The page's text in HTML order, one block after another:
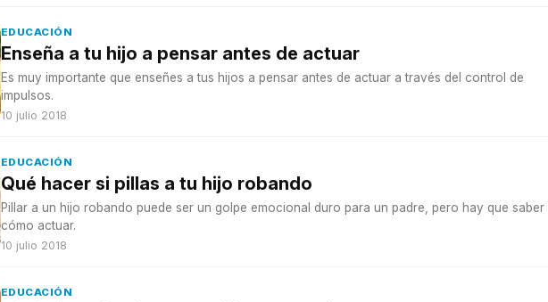
EDUCACIÓN
Enseña a tu hijo a pensar antes de actuar
Es muy importante que enseñes a tus hijos a pensar antes de actuar a través del control de
impulsos.
10 julio 2018
EDUCACIÓN
Qué hacer si pillas a tu hijo robando
Pillar a un hijo robando puede ser un golpe emocional duro para un padre, pero hay que saber
cómo actuar.
10 julio 2018
EDUCACIÓN